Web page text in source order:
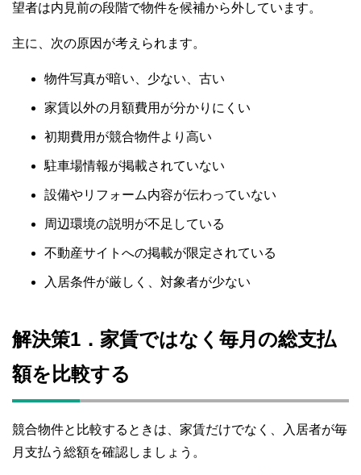
望者は内見前の段階で物件を候補から外しています。
主に、次の原因が考えられます。
物件写真が暗い、少ない、古い
家賃以外の月額費用が分かりにくい
初期費用が競合物件より高い
駐車場情報が掲載されていない
設備やリフォーム内容が伝わっていない
周辺環境の説明が不足している
不動産サイトへの掲載が限定されている
入居条件が厳しく、対象者が少ない
解決策1．家賃ではなく毎月の総支払
額を比較する
競合物件と比較するときは、家賃だけでなく、入居者が毎
月支払う総額を確認しましょう。